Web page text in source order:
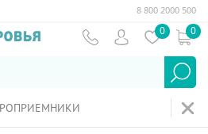
8 800 2000 500
0 0